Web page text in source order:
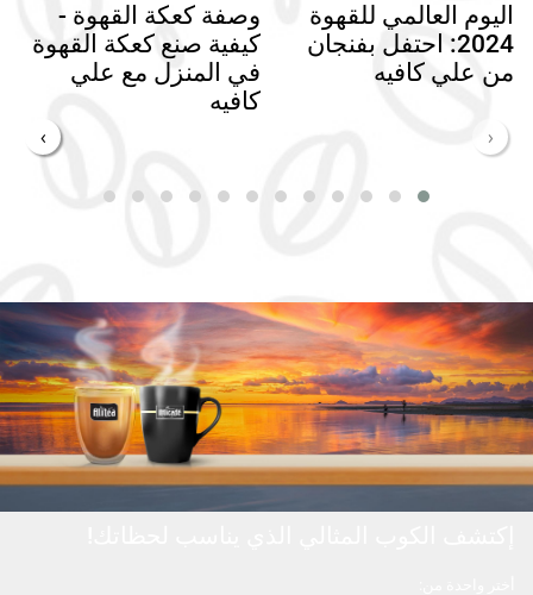
اليوم العالمي للقهوة
2024: احتفل بفنجان
من علي كافيه
وصفة كعكة القهوة -
كيفية صنع كعكة القهوة
في المنزل مع علي
كافيه
‹
›